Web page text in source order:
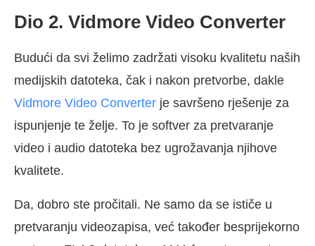
Dio 2. Vidmore Video Converter
Budući da svi želimo zadržati visoku kvalitetu naših
medijskih datoteka, čak i nakon pretvorbe, dakle
Vidmore Video Converter je savršeno rješenje za
ispunjenje te želje. To je softver za pretvaranje
video i audio datoteka bez ugrožavanja njihove
kvalitete.
Da, dobro ste pročitali. Ne samo da se ističe u
pretvaranju videozapisa, već također besprijekorno